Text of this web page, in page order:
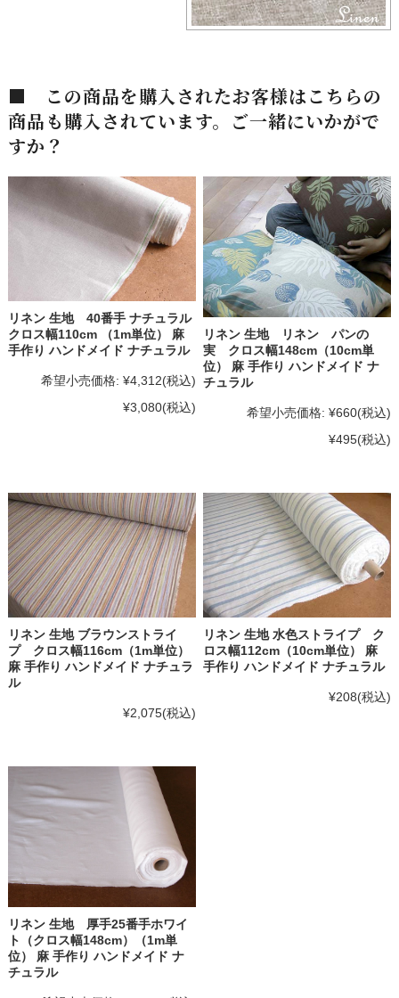
■ この商品を購入されたお客様はこちらの
商品も購入されています。ご一緒にいかがで
すか？
リネン 生地 40番手 ナチュラル
クロス幅110cm （1m単位） 麻
手作り ハンドメイド ナチュラル
希望小売価格: ¥4,312(税込)
¥3,080(税込)
リネン 生地 リネン パンの
実 クロス幅148cm（10cm単
位） 麻 手作り ハンドメイド ナ
チュラル
希望小売価格: ¥660(税込)
¥495(税込)
リネン 生地 ブラウンストライ
プ クロス幅116cm（1m単位）
麻 手作り ハンドメイド ナチュラ
ル
¥2,075(税込)
リネン 生地 水色ストライプ ク
ロス幅112cm（10cm単位） 麻
手作り ハンドメイド ナチュラル
¥208(税込)
リネン 生地 厚手25番手ホワイ
ト（クロス幅148cm）（1m単
位） 麻 手作り ハンドメイド ナ
チュラル